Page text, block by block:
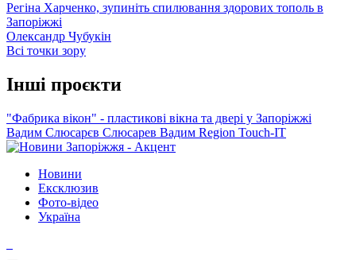
Регіна Харченко, зупиніть спилювання здорових тополь в
Запоріжжі
Олександр Чубукін
Всі точки зору
Інші проєкти
"Фабрика вікон" - пластикові вікна та двері у Запоріжжі
Вадим Слюсарєв Слюсарев Вадим Region Touch-IT
Новини
Ексклюзив
Фото-відео
Україна